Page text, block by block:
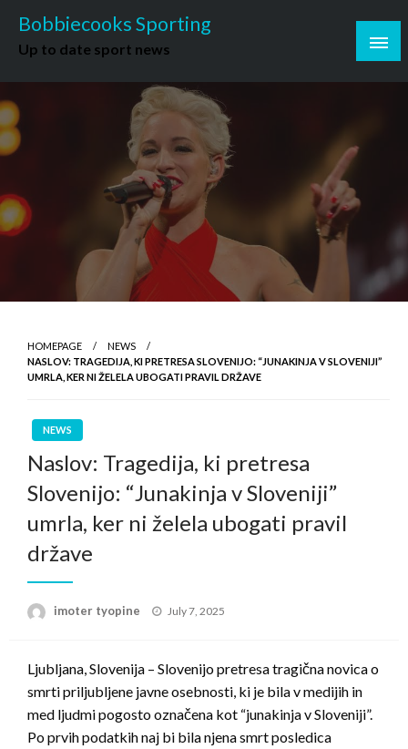
content
Bobbiecooks Sporting
Up to date sport news
HOMEPAGE
NEWS
NASLOV: TRAGEDIJA, KI PRETRESA SLOVENIJO: “JUNAKINJA V SLOVENIJI”
UMRLA, KER NI ŽELELA UBOGATI PRAVIL DRŽAVE
NEWS
Naslov: Tragedija, ki pretresa
Slovenijo: “Junakinja v Sloveniji”
umrla, ker ni želela ubogati pravil
države
imoter tyopine
Posted
July 7, 2025
Ljubljana, Slovenija – Slovenijo pretresa tragična novica o
smrti priljubljene javne osebnosti, ki je bila v medijih in
med ljudmi pogosto označena kot “junakinja v Sloveniji”.
Po prvih podatkih naj bi bila njena smrt posledica